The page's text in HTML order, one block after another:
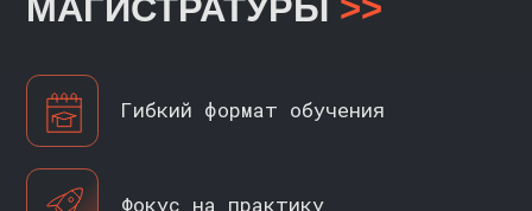
РАБОТА
С БАЗАМИ ДАННЫХ